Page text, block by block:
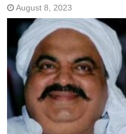
August 8, 2023